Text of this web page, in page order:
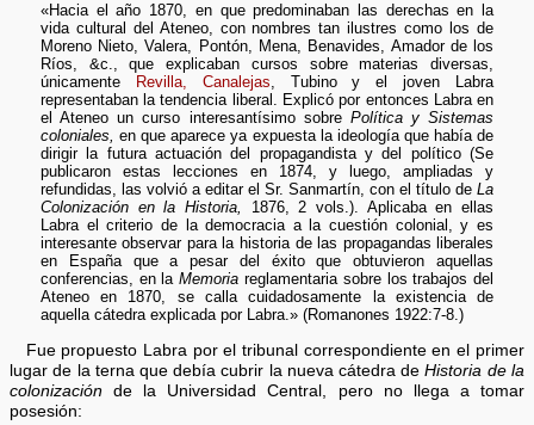
«Hacia el año 1870, en que predominaban las derechas en la
vida cultural del Ateneo, con nombres tan ilustres como los de
Moreno Nieto, Valera, Pontón, Mena, Benavides, Amador de los
Ríos, &c., que explicaban cursos sobre materias diversas,
únicamente
Revilla, Canalejas, Tubino y el joven Labra
representaban la tendencia liberal. Explicó por entonces Labra en
el Ateneo un curso interesantísimo sobre Política y Sistemas
coloniales, en que aparece ya expuesta la ideología que había de
dirigir la futura actuación del propagandista y del político (Se
publicaron estas lecciones en 1874, y luego, ampliadas y
refundidas, las volvió a editar el Sr. Sanmartín, con el título deLa
Colonización en la Historia,
1876, 2 vols.). Aplicaba en ellas
Labra el criterio de la democracia a la cuestión colonial, y es
interesante observar para la historia de las propagandas liberales
en España que a pesar del éxito que obtuvieron aquellas
conferencias, en laMemoria reglamentaria sobre los trabajos del
Ateneo en 1870, se calla cuidadosamente la existencia de
aquella cátedra explicada por Labra.» (Romanones 1922:7-8.)
Fue propuesto Labra por el tribunal correspondiente en el primer
lugar de la terna que debía cubrir la nueva cátedra deHistoria de la
colonización de la Universidad Central, pero no llega a tomar
posesión: